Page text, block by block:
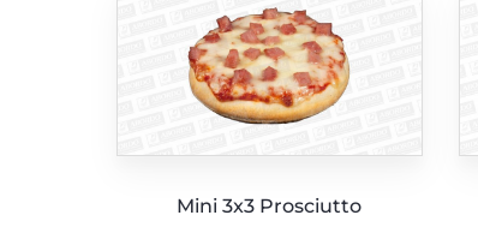
Mini 3x3 Prosciutto